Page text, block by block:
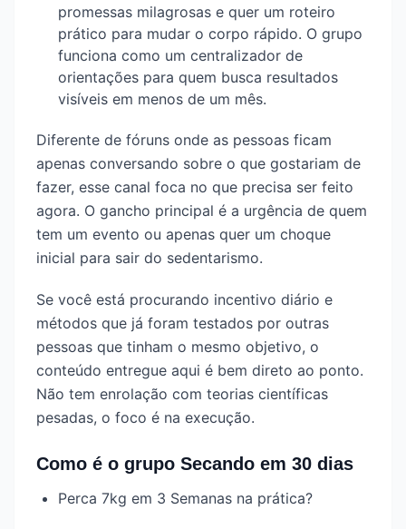
promessas milagrosas e quer um roteiro
prático para mudar o corpo rápido. O grupo
funciona como um centralizador de
orientações para quem busca resultados
visíveis em menos de um mês.
Diferente de fóruns onde as pessoas ficam
apenas conversando sobre o que gostariam de
fazer, esse canal foca no que precisa ser feito
agora. O gancho principal é a urgência de quem
tem um evento ou apenas quer um choque
inicial para sair do sedentarismo.
Se você está procurando incentivo diário e
métodos que já foram testados por outras
pessoas que tinham o mesmo objetivo, o
conteúdo entregue aqui é bem direto ao ponto.
Não tem enrolação com teorias científicas
pesadas, o foco é na execução.
Como é o grupo Secando em 30 dias
Perca 7kg em 3 Semanas na prática?